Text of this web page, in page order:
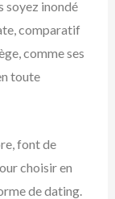
soyez inondé
comparatif
comme ses
toute
font de
choisir en
de dating.